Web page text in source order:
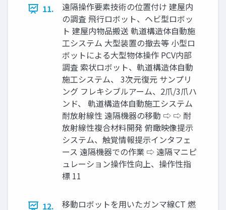
11.
遠隔操作要素技術の位置付け 建屋内
の調査 飛行ロボット、ヘビ型ロボッ
ト 建屋内物品搬送 軌道構造体自動施
工システム 大型装置の撤去等 小型ロ
ボットによる大型物体操作 PCV内部
調査 索状ロボット、軌道構造体自動
施工システム、 3次元復元 サンプリ
ング フレキシブルアーム、2爪/3爪ハ
ンド、 軌道構造体自動施工システム
耐放射線性 遠隔機器の移動 ⇨ ⇨ 耐
放射線性複合材料開発 俯瞰映像提示
システム、触覚情報提示インタフェ
ース 遠隔機器での作業 ⇨ 遠隔マニピ
ュレーション操作性向上、操作性指
標 11
12. 移動ロボットを用いたガンマ線CT 燃